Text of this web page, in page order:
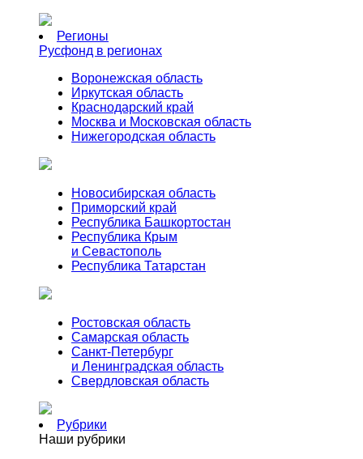
Регионы
Русфонд в регионах
Воронежская область
Иркутская область
Краснодарский край
Москва и Московская область
Нижегородская область
Новосибирская область
Приморский край
Республика Башкортостан
Республика Крым
и Севастополь
Республика Татарстан
Ростовская область
Самарская область
Санкт-Петербург
и Ленинградская область
Свердловская область
Рубрики
Наши рубрики